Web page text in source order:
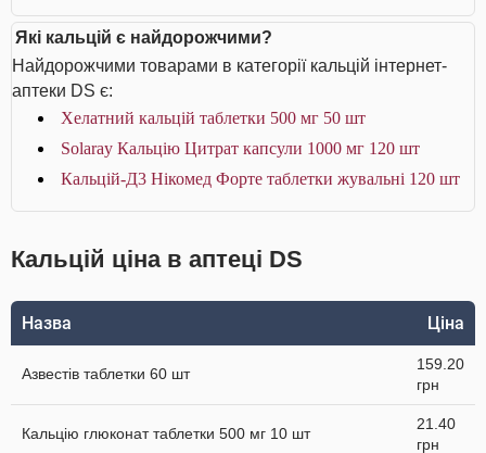
Які кальцій є найдорожчими?
Найдорожчими товарами в категорії кальцій інтернет-
аптеки DS є:
Хелатний кальцій таблетки 500 мг 50 шт
Solaray Кальцію Цитрат капсули 1000 мг 120 шт
Кальцій-Д3 Нікомед Форте таблетки жувальні 120 шт
Кальцій ціна в аптеці DS
Назва Ціна
Азвестів таблетки 60 шт
159.20
грн
Кальцію глюконат таблетки 500 мг 10 шт
21.40
грн